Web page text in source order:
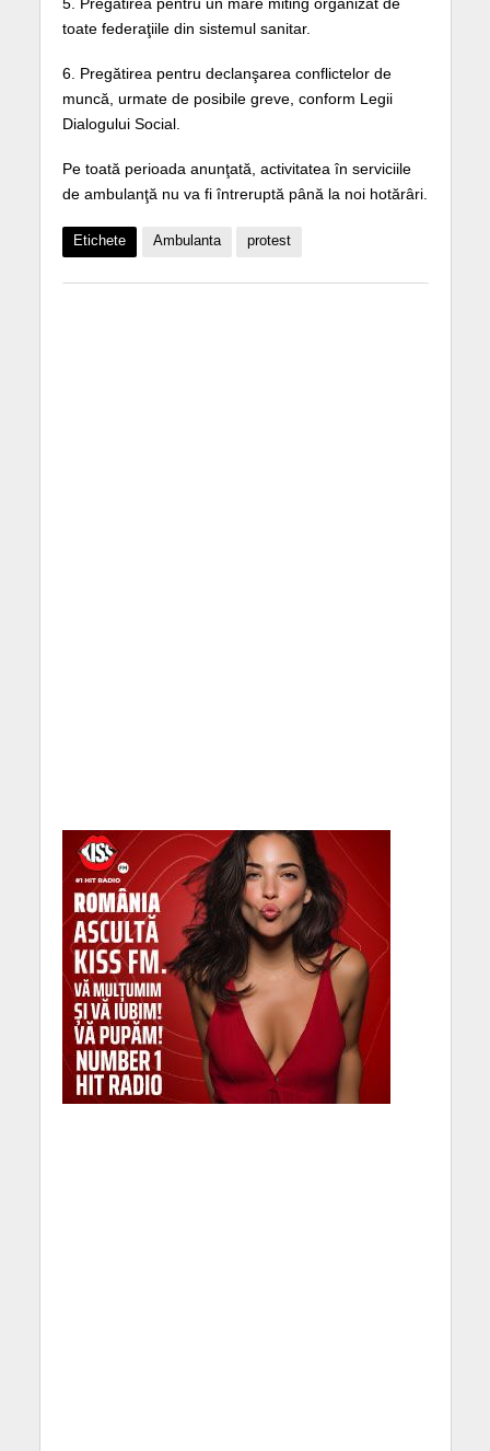
toate federaţiile din sistemul sanitar.
6. Pregătirea pentru declanşarea conflictelor de
muncă, urmate de posibile greve, conform Legii
Dialogului Social.
Pe toată perioada anunţată, activitatea în serviciile
de ambulanţă nu va fi întreruptă până la noi hotărâri.
Etichete Ambulanta protest